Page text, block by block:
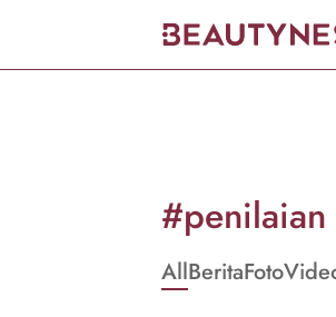
[GET_DATA_TITLE]
Beautynesia
AllBeritaFoto